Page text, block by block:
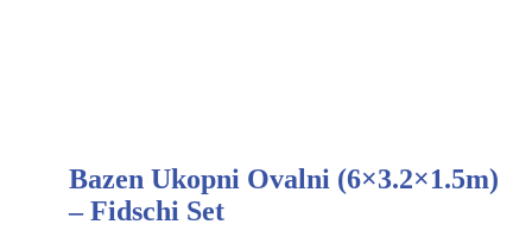
Bazen Ukopni Ovalni (6×3.2×1.5m)
– Fidschi Set